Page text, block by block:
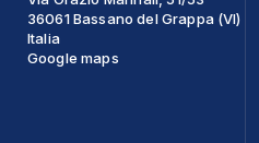
36061 Bassano del Grappa (VI)
Italia
Google maps